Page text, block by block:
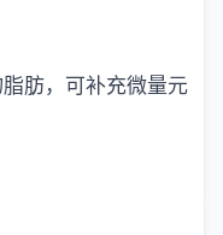
肪，可补充微量元